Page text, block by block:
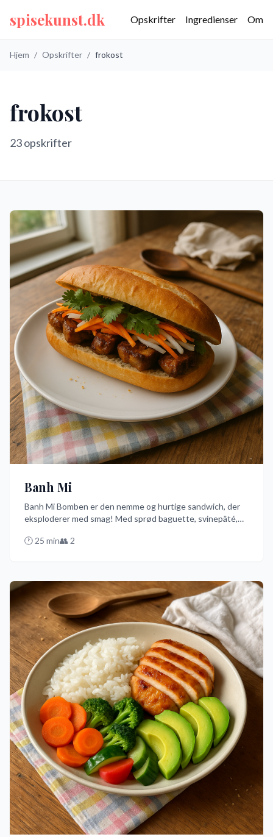
spisekunst.dk Opskrifter Ingredienser Om
Hjem / Opskrifter / frokost
frokost
23opskrifter
Banh Mi
Banh Mi Bomben er den nemme og hurtige sandwich, der
eksploderer med smag! Med sprød baguette, svinepâté,
den bedste måde at nyde en sandwich på. Prøv denne
🕐 25 min👥 2